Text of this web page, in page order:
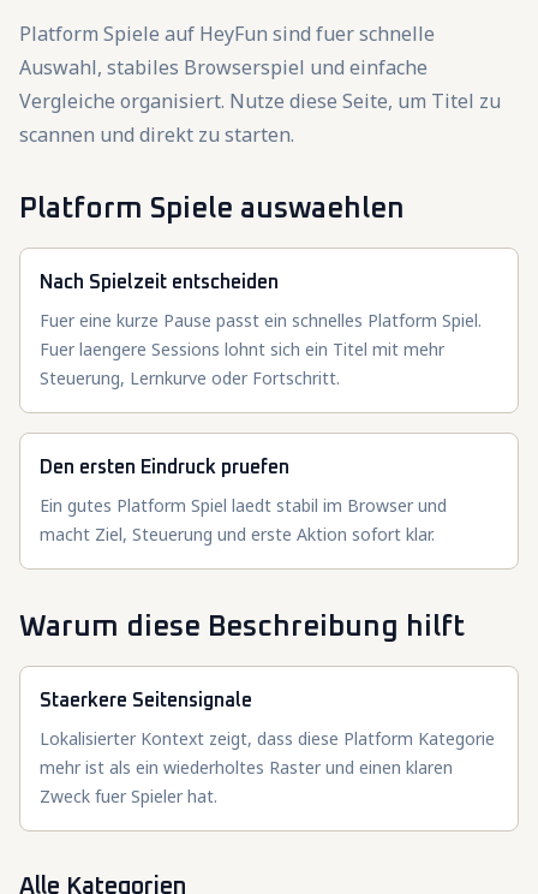
Platform Spiele auf HeyFun sind fuer schnelle
Auswahl, stabiles Browserspiel und einfache
Vergleiche organisiert. Nutze diese Seite, um Titel zu
scannen und direkt zu starten.
Platform Spiele auswaehlen
Nach Spielzeit entscheiden
Fuer eine kurze Pause passt ein schnelles Platform Spiel.
Fuer laengere Sessions lohnt sich ein Titel mit mehr
Steuerung, Lernkurve oder Fortschritt.
Den ersten Eindruck pruefen
Ein gutes Platform Spiel laedt stabil im Browser und
macht Ziel, Steuerung und erste Aktion sofort klar.
Warum diese Beschreibung hilft
Staerkere Seitensignale
Lokalisierter Kontext zeigt, dass diese Platform Kategorie
mehr ist als ein wiederholtes Raster und einen klaren
Zweck fuer Spieler hat.
Alle Kategorien